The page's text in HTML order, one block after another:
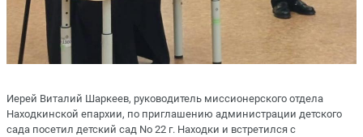
Иерей Виталий Шаркеев, руководитель миссионерского отдела
Находкинской епархии, по приглашению администрации детского
сада посетил детский сад No 22 г. Находки и встретился с